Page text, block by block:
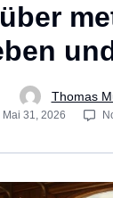
Thomas
Mai 31, 2026